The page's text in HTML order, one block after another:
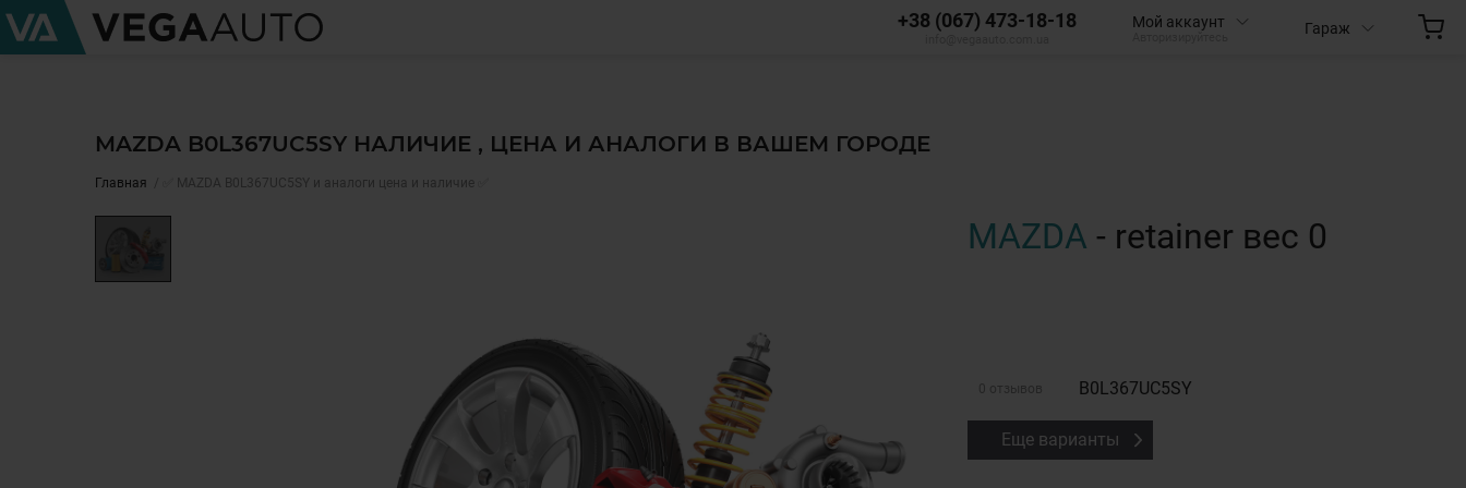
+38 (067) 473-18-18 Мой аккаунт Гараж
MAZDA B0L367UC5SY НАЛИЧИЕ , ЦЕНА И АНАЛОГИ В ВАШЕМ ГОРОДЕ
Главная ✅ MAZDA B0L367UC5SY и аналоги цена и наличие ✅
MAZDA - retainer вес 0
0 отзывов B0L367UC5SY
Еще варианты